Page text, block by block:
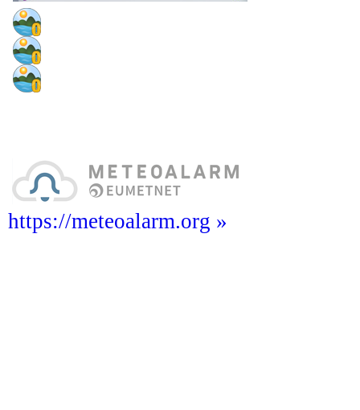
https://meteoalarm.org »